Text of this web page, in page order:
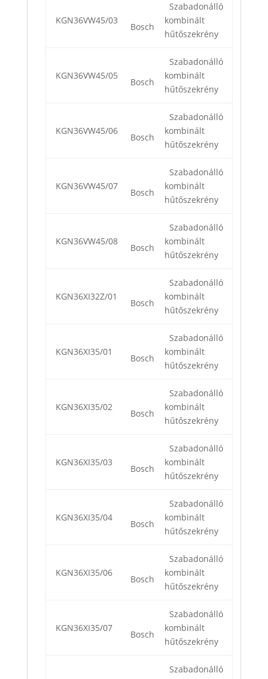
KGN36VW45/03
Bosch
Szabadonálló
kombinált
hűtőszekrény
KGN36VW45/05
Bosch
Szabadonálló
kombinált
hűtőszekrény
KGN36VW45/06
Bosch
Szabadonálló
kombinált
hűtőszekrény
KGN36VW45/07
Bosch
Szabadonálló
kombinált
hűtőszekrény
KGN36VW45/08
Bosch
Szabadonálló
kombinált
hűtőszekrény
KGN36XI32Z/01
Bosch
Szabadonálló
kombinált
hűtőszekrény
KGN36XI35/01
Bosch
Szabadonálló
kombinált
hűtőszekrény
KGN36XI35/02
Bosch
Szabadonálló
kombinált
hűtőszekrény
KGN36XI35/03
Bosch
Szabadonálló
kombinált
hűtőszekrény
KGN36XI35/04
Bosch
Szabadonálló
kombinált
hűtőszekrény
KGN36XI35/06
Bosch
Szabadonálló
kombinált
hűtőszekrény
KGN36XI35/07
Bosch
Szabadonálló
kombinált
hűtőszekrény
Szabadonálló